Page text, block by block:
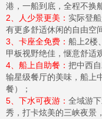
港，一船到底，全程不换
2、人少景更美： 实际登
有更多舒适休闲的自由空
3、卡座全免费： 船上2楼
甲板视野绝佳，惬意舒适
4、船上自助餐： 把中西
输星级餐厅的美味，船上
餐）；
5、下水可夜游： 全域游
秀，打卡炫美的三峡夜景